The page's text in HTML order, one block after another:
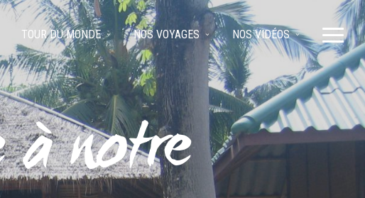
notre
TOUR DU MONDE NOS VOYAGES NOS VIDÉOS